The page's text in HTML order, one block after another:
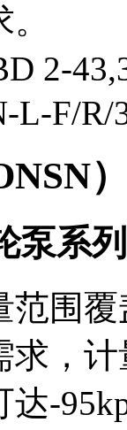
2-
L-F/R/
泵系
围
求，
达-